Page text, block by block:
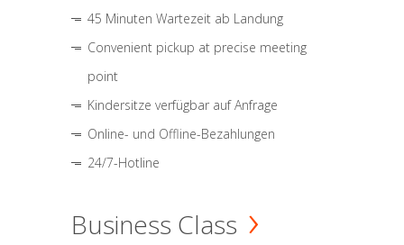
45 Minuten Wartezeit ab Landung
Convenient pickup at precise meeting
point
Kindersitze verfügbar auf Anfrage
Online- und Offline-Bezahlungen
24/7-Hotline
Business Class